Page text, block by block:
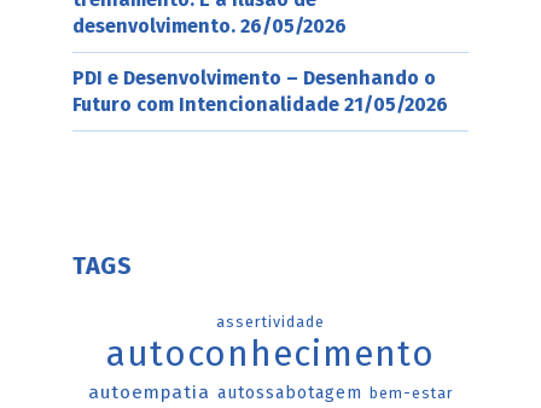
desenvolvimento. 26/05/2026
PDI e Desenvolvimento – Desenhando o
Futuro com Intencionalidade 21/05/2026
TAGS
assertividade
autoconhecimento
autoempatia autossabotagem bem-estar